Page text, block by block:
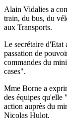
Alain Vidalies a
train, du bus, du
aux Transports.
Le secrétaire d'Etat
passation de
commandes du
cases".
Mme Borne a
des équipes qu'elle
action auprès du
Nicolas Hulot.